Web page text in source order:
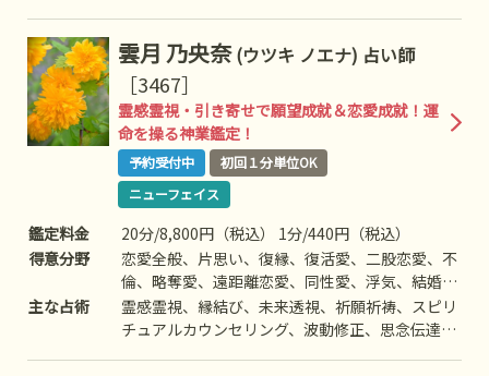
人、心霊相談など
話、高次との交信、アニマルコミュニケーショ
ン、エネルギーワークなど
雲月 乃央奈 (ウツキ ノエナ) 占い師
［3467］
霊感霊視・引き寄せで願望成就＆恋愛成就！運
命を操る神業鑑定！
予約受付中
初回１分単位OK
ニューフェイス
鑑定料金
20分/8,800円（税込） 1分/440円（税込）
得意分野
恋愛全般、片思い、復縁、復活愛、二股恋愛、不
倫、略奪愛、遠距離恋愛、同性愛、浮気、結婚、
離婚、夫婦問題、家庭/家族問題、親子、育児、
教育、介護、引っ越し、仕事全般、適職、経営、
主な占術
霊感霊視、縁結び、未来透視、祈願祈祷、スピリ
チュアルカウンセリング、波動修正、思念伝達、